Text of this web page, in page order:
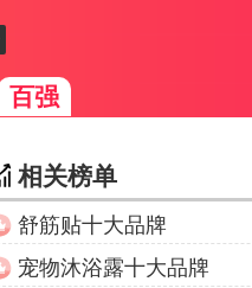
百强
相关榜单
舒筋贴十大品牌
宠物沐浴露十大品牌